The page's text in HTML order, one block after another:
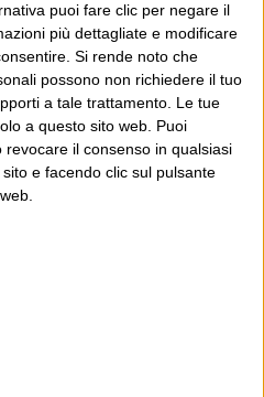
puoi fare clic per negare il
più dettagliate e modificare
Si rende noto che
possono non richiedere il tuo
a tale trattamento. Le tue
a questo sito web. Puoi
il consenso in qualsiasi
e facendo clic sul pulsante